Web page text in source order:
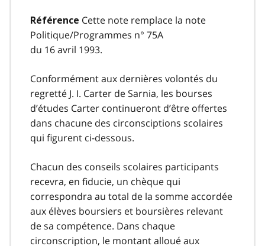
Référence Cette note remplace la note
Politique/Programmes n° 75A
du 16 avril 1993.
Conformément aux dernières volontés du
regretté J. I. Carter de Sarnia, les bourses
d’études Carter continueront d’être offertes
dans chacune des circonsciptions scolaires
qui figurent ci-dessous.
Chacun des conseils scolaires participants
recevra, en fiducie, un chèque qui
correspondra au total de la somme accordée
aux élèves boursiers et boursières relevant
de sa compétence. Dans chaque
circonscription, le montant alloué aux